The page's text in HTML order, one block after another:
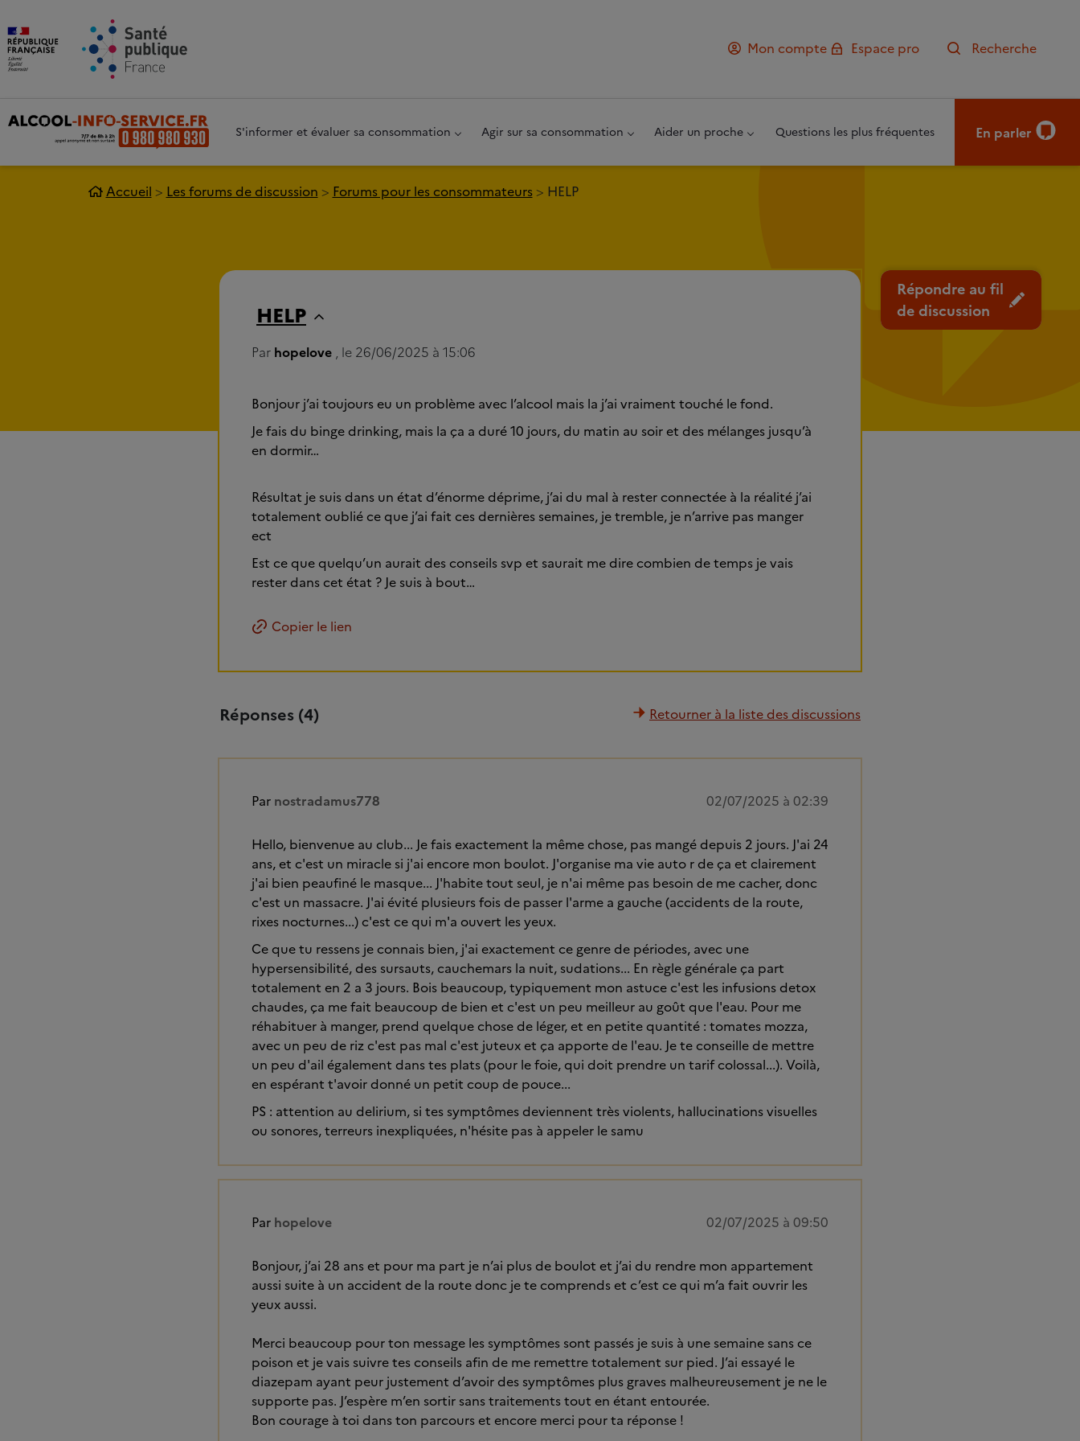
Mon compte
Espace pro Recherche
S'informer et évaluer sa consommation Agir sur sa consommation Aider un proche Questions les plus fréquentes En parler
Accueil Les forums de discussion Forums pour les consommateurs HELP
Répondre au fil
de discussion
HELP
Par hopelove , le 26/06/2025 à 15:06
Bonjour j’ai toujours eu un problème avec l’alcool mais la j’ai vraiment touché le fond.
Je fais du binge drinking, mais la ça a duré 10 jours, du matin au soir et des mélanges jusqu’à
en dormir…
Résultat je suis dans un état d’énorme déprime, j’ai du mal à rester connectée à la réalité j’ai
totalement oublié ce que j’ai fait ces dernières semaines, je tremble, je n’arrive pas manger
ect
Est ce que quelqu’un aurait des conseils svp et saurait me dire combien de temps je vais
rester dans cet état ? Je suis à bout…
Copier le lien
Réponses (4) Retourner à la liste des discussions
Par nostradamus778 02/07/2025 à 02:39
Hello, bienvenue au club... Je fais exactement la même chose, pas mangé depuis 2 jours. J'ai 24
ans, et c'est un miracle si j'ai encore mon boulot. J'organise ma vie auto r de ça et clairement
j'ai bien peaufiné le masque... J'habite tout seul, je n'ai même pas besoin de me cacher, donc
c'est un massacre. J'ai évité plusieurs fois de passer l'arme a gauche (accidents de la route,
rixes nocturnes...) c'est ce qui m'a ouvert les yeux.
Ce que tu ressens je connais bien, j'ai exactement ce genre de périodes, avec une
hypersensibilité, des sursauts, cauchemars la nuit, sudations... En règle générale ça part
totalement en 2 a 3 jours. Bois beaucoup, typiquement mon astuce c'est les infusions detox
chaudes, ça me fait beaucoup de bien et c'est un peu meilleur au goût que l'eau. Pour me
réhabituer à manger, prend quelque chose de léger, et en petite quantité : tomates mozza,
avec un peu de riz c'est pas mal c'est juteux et ça apporte de l'eau. Je te conseille de mettre
un peu d'ail également dans tes plats (pour le foie, qui doit prendre un tarif colossal...). Voilà,
en espérant t'avoir donné un petit coup de pouce...
PS : attention au delirium, si tes symptômes deviennent très violents, hallucinations visuelles
ou sonores, terreurs inexpliquées, n'hésite pas à appeler le samu
Par hopelove 02/07/2025 à 09:50
Bonjour, j’ai 28 ans et pour ma part je n’ai plus de boulot et j’ai du rendre mon appartement
aussi suite à un accident de la route donc je te comprends et c’est ce qui m’a fait ouvrir les
yeux aussi.
Merci beaucoup pour ton message les symptômes sont passés je suis à une semaine sans ce
poison et je vais suivre tes conseils afin de me remettre totalement sur pied. J’ai essayé le
diazepam ayant peur justement d’avoir des symptômes plus graves malheureusement je ne le
supporte pas. J’espère m’en sortir sans traitements tout en étant entourée.
Bon courage à toi dans ton parcours et encore merci pour ta réponse !